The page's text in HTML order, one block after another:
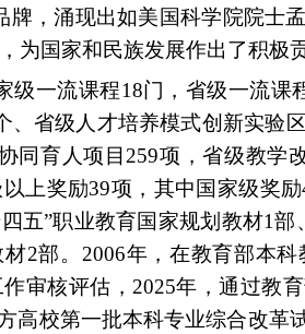
牌，涌现出如美国科学院院士
为国家和民族发展作出了积极
级一流课程18门，省级一流课
、省级人才培养模式创新实验
同育人项目259项，省级教学
上奖励39项，其中国家级奖
五”职业教育国家规划教材1
2部。2006年，在教育部本
审核评估，2025年，通过教
高校第一批本科专业综合改